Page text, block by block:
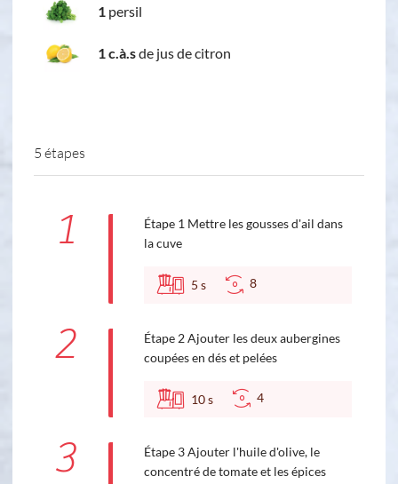
1 persil
1 c.à.sde jus de citron
5 étapes
1
Étape 1 Mettre les gousses d'ail dans
la cuve
5 s 8
2
Étape 2 Ajouter les deux aubergines
coupées en dés et pelées
10s 4
3
Étape 3 Ajouter l'huile d'olive, le
concentré de tomate et les épices